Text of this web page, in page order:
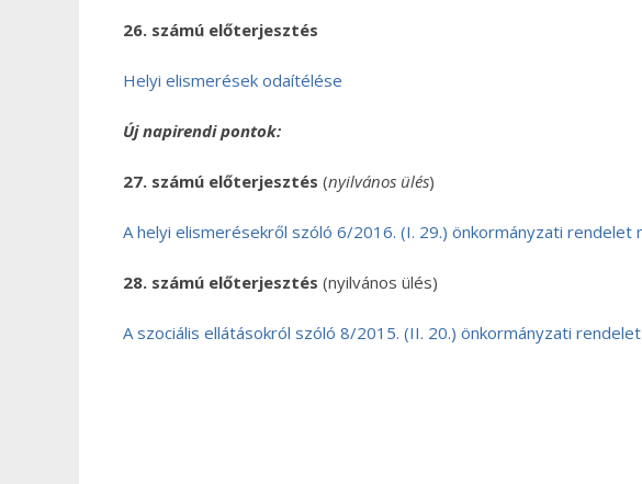
26. számú előterjesztés
Helyi elismerések odaítélése
Új napirendi pontok:
27. számú előterjesztés (nyilvános ülés)
A helyi elismerésekről szóló 6/2016. (I. 29.) önkormányzati rendelet
28. számú előterjesztés (nyilvános ülés)
A szociális ellátásokról szóló 8/2015. (II. 20.) önkormányzati